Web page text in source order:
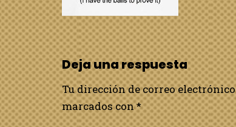
Deja una respuesta
Tu dirección de correo
marcados con*